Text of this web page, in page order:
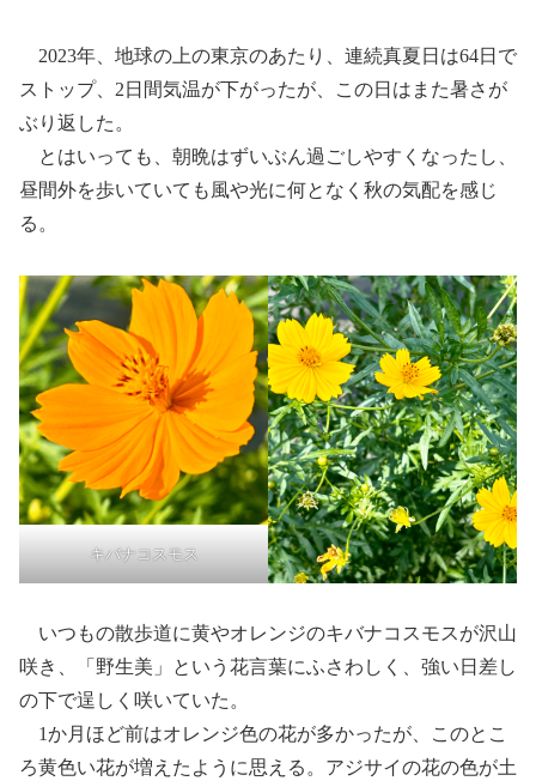
2023年、地球の上の東京のあたり、連続真夏日は64日で
ストップ、2日間気温が下がったが、この日はまた暑さが
ぶり返した。
とはいっても、朝晩はずいぶん過ごしやすくなったし、
昼間外を歩いていても風や光に何となく秋の気配を感じ
る。
キバナコスモス
いつもの散歩道に黄やオレンジのキバナコスモスが沢山
咲き、「野生美」という花言葉にふさわしく、強い日差し
の下で逞しく咲いていた。
1か月ほど前はオレンジ色の花が多かったが、このとこ
ろ黄色い花が増えたように思える。アジサイの花の色が土